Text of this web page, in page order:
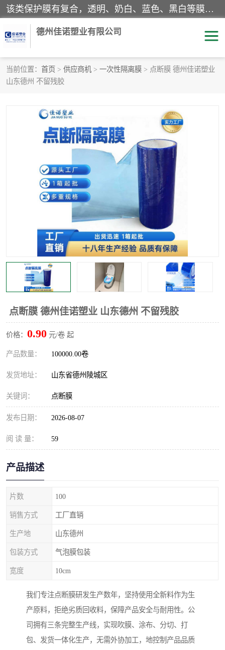
该类保护膜有复合，透明、奶白、蓝色、黑白等膜型。特高粘，高粘，中高粘，中粘，中低粘，低粘等。对于不同的粘力要求有相应的产品相适配。无胶渍残留污染。在较宽的收卷幅度下平整无皱纹，收卷长度大，利于机械化及自动化施工粘贴。为您的产品提供的表面保护解决方案。 产品广泛适用于：铝材、不锈钢、金属、塑料、电子、家电、家具、玻璃、化工材料、装饰材料等。
德州佳诺塑业有限公司
当前位置： 首页 > 供应商机 > 一次性隔离膜 > 点断膜 德州佳诺塑业
山东德州 不留残胶
点断膜 德州佳诺塑业 山东德州 不留残胶
价格： 0.90 元/卷 起
产品数量： 100000.00卷
发货地址： 山东省德州陵城区
关键词： 点断膜
发布日期： 2026-08-07
阅 读 量： 59
产品描述
片数 100
销售方式 工厂直销
生产地 山东德州
包装方式 气泡膜包装
宽度 10cm
我们专注点断膜研发生产数年，坚持使用全新料作为生
产原料，拒绝劣质回收料，保障产品安全与耐用性。公
司拥有三条完整生产线，实现吹膜、涂布、分切、打
包、发货一体化生产，无需外协加工，地控制产品品质
pe保护膜
地毯保护膜 家具保护膜
拉伸缠绕膜 透明保护膜
乳白保护膜
明蓝保护膜 纯黑保护膜
彩钢板保护膜
不绣钢板保护膜 两边上胶保护膜
窗缝阻风胶带 铝板保护膜
不锈钢板保护膜 一次性隔离膜